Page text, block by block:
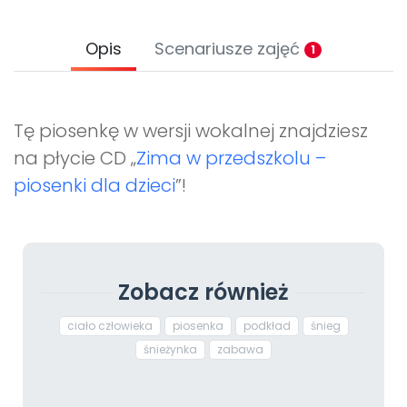
Opis Scenariusze zajęć 1
Tę piosenkę w wersji wokalnej znajdziesz
na płycie CD „Zima w przedszkolu –
piosenki dla dzieci”!
Zobacz również
ciało człowieka piosenka podkład
śnieg
śnieżynka
zabawa